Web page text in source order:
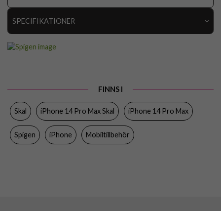
SPECIFIKATIONER
Färg Genomskinlig
Material Hårdplast (PC), Mjukplast (TPU)
Varumärke
FINNS I
Skal iPhone 14 Pro Max Skal iPhone 14 Pro Max
Spigen iPhone Mobiltillbehör